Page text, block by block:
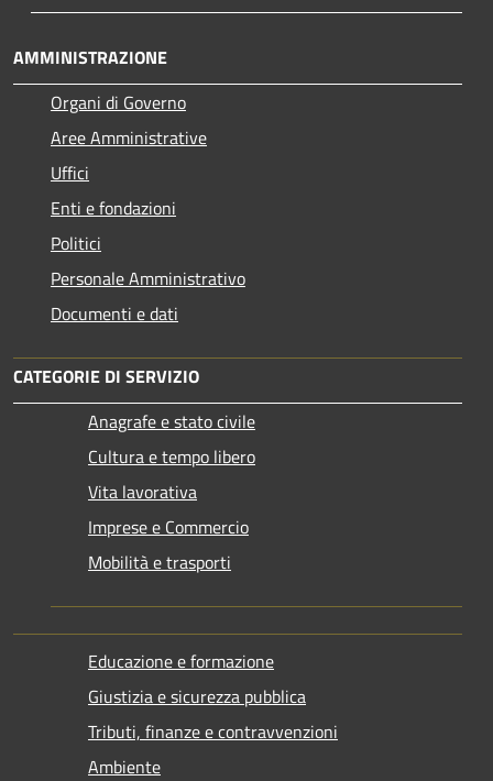
AMMINISTRAZIONE
Organi di Governo
Aree Amministrative
Uffici
Enti e fondazioni
Politici
Personale Amministrativo
Documenti e dati
CATEGORIE DI SERVIZIO
Anagrafe e stato civile
Cultura e tempo libero
Vita lavorativa
Imprese e Commercio
Mobilità e trasporti
Educazione e formazione
Giustizia e sicurezza pubblica
Tributi, finanze e contravvenzioni
Ambiente